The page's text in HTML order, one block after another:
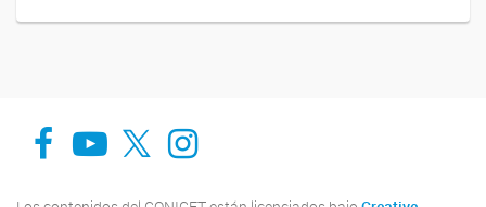
Facebook
You TubeTwitterInstagram